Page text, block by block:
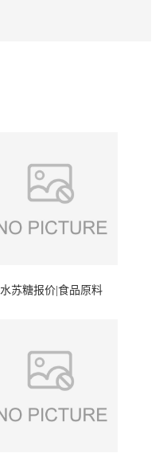
水苏糖报价|食品原料